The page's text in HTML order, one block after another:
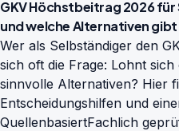
GKV Höchstbeitrag 2026 für
und welche Alternativen gibt
Wer als Selbständiger den
sich oft die Frage: Lohnt
sinnvolle Alternativen? Hier
Entscheidungshilfen und
QuellenbasiertFachlich